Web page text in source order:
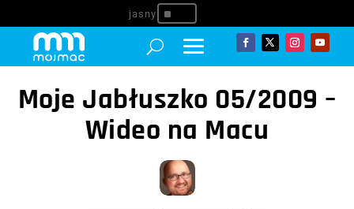
^
Moje Jabłuszko 05/2009 –
Wideo na Macu